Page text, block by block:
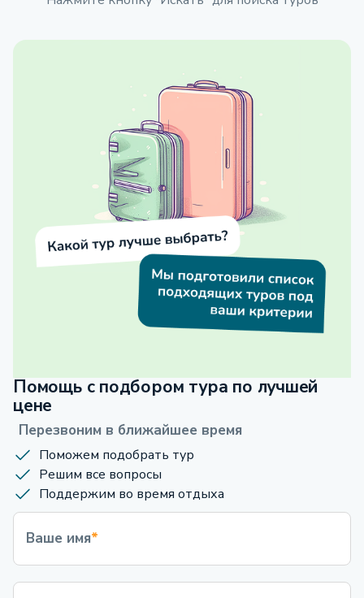
Помощь с подбором тура по лучшей
цене
Перезвоним в ближайшее время
Поможем подобрать тур
Решим все вопросы
Поддержим во время отдыха
Ваше имя*